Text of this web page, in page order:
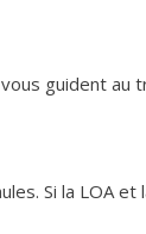
guident
Si la LOA